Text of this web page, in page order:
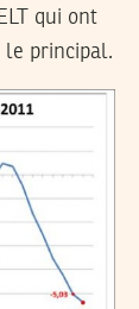
qui ont
le principal.